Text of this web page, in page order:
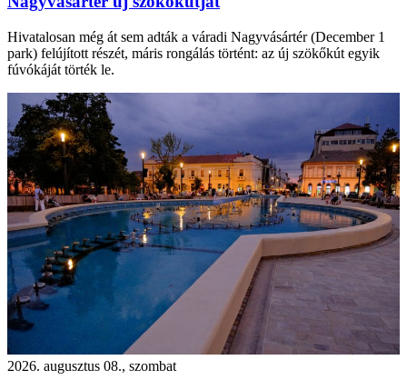
Hivatalosan még át sem adták a váradi Nagyvásártér (December 1
park) felújított részét, máris rongálás történt: az új szökőkút egyik
fúvókáját törték le.
2026. augusztus 08., szombat